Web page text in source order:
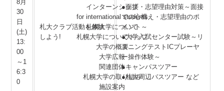
インターンシップ
for internationalstudents
札幌大学について
札幌大学についてトップ
大学の概要
大学広報
関連団体
札幌大学の取り組み
施設案内
8月
30
日
(土)
13:
00
～1
6:3
0
札大クラブ活動を体験
しよう!
●面接・志望理由対策～面接
での心構え・志望理由のポ
イント～
●大学入試センター試験～リ
スニングテストICプレーヤ
ー操作体験～
●キャンパスツアー
●札大周辺バスツアー など